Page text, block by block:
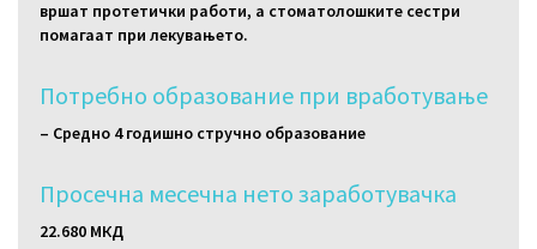
вршат протетички работи, а стоматолошките сестри
помагаат при лекувањето.
Потребно образование при вработување
– Средно 4 годишно стручно образование
Просечна месечна нето заработувачка
22.680 МКД